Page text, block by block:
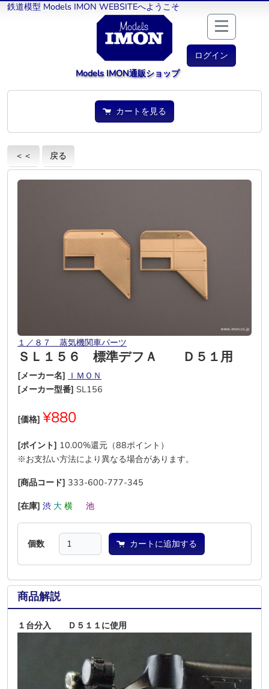
鉄道模型 Models IMON WEBSITEへようこそ
ログイン
Models IMON通販ショップ
カートを見る
＜＜ 戻る
１／８７ 蒸気機関車パーツ
ＳＬ１５６ 標準デフＡ Ｄ５１用
[メーカー名] ＩＭＯＮ
[メーカー型番] SL156
[価格] ¥880
[ポイント] 10.00%還元（88ポイント）
※お支払い方法により異なる場合があります。
[商品コード] 333-600-777-345
[在庫] 渋 大 横 池
個数 カートに追加する
商品解説
１台分入 Ｄ５１１に使用